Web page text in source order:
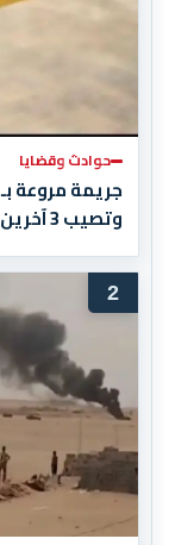
حوادث وقضايا
جريمة مروعة
وتصيب 3 آخرين بجروح خطيرة
2